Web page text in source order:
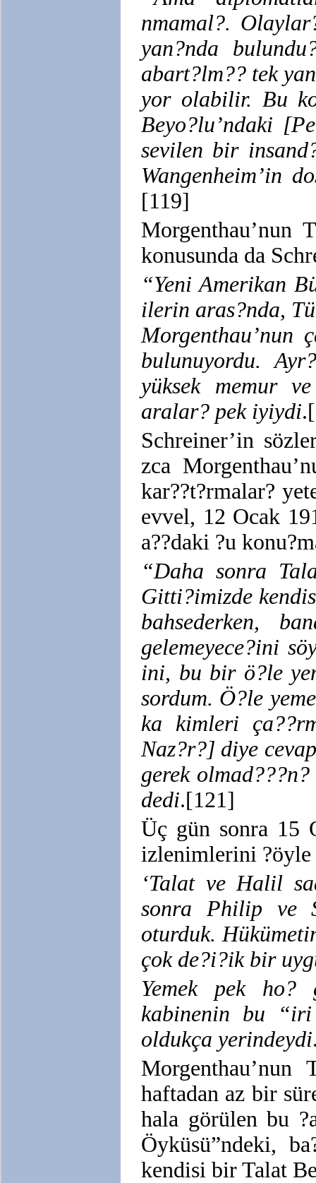
nmamal?.
yan?nda
abart?lm?? tek
yor olabilir. Bu
Beyo?lu’ndaki
sevilen bir
Wangenheim’in
[119]
konusunda da
“Yeni Amerikan
ilerin aras?nda,
Morgenthau’nun
bulunuyordu.
yüksek memur
aralar? pek iyiydi
Schreiner’in
zca
kar??t?rmalar?
evvel, 12 Ocak
a??daki ?u
“Daha sonra
Gitti?imizde
bahsederken,
gelemeyece?ini
ini, bu bir ö?le
sordum. Ö?le
ka kimleri
Naz?r?] diye
gerek
dedi.[121]
Üç gün sonra 15
izlenimlerini ?öyle
‘Talat ve Halil
sonra Philip ve
oturduk.
çok de?i?ik bir
Yemek pek
kabinenin bu
oldukça yerindeydi
haftadan az bir
hala görülen bu
Öyküsü”ndeki,
kendisi bir Talat